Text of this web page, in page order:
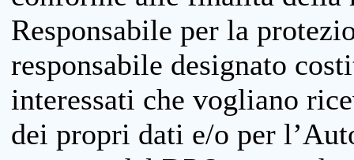
Responsabile per la
responsabile designato
interessati che vogliano
dei propri dati e/o per